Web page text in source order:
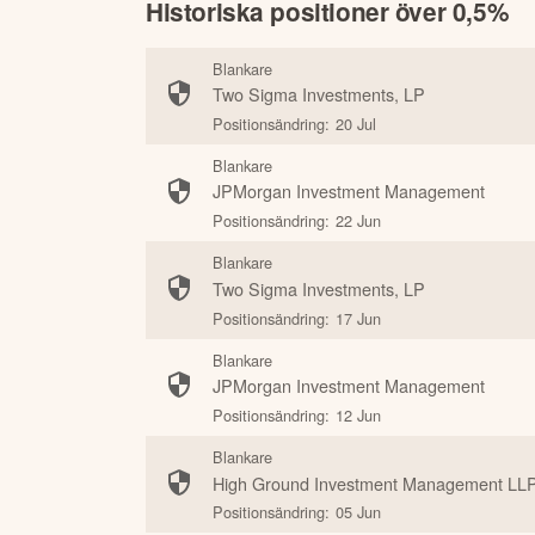
Historiska positioner över 0,5%
Blankare
Two Sigma Investments, LP
Positionsändring: 20 Jul
Blankare
JPMorgan Investment Management
Positionsändring: 22 Jun
Blankare
Two Sigma Investments, LP
Positionsändring: 17 Jun
Blankare
JPMorgan Investment Management
Positionsändring: 12 Jun
Blankare
High Ground Investment Management
Positionsändring: 05 Jun